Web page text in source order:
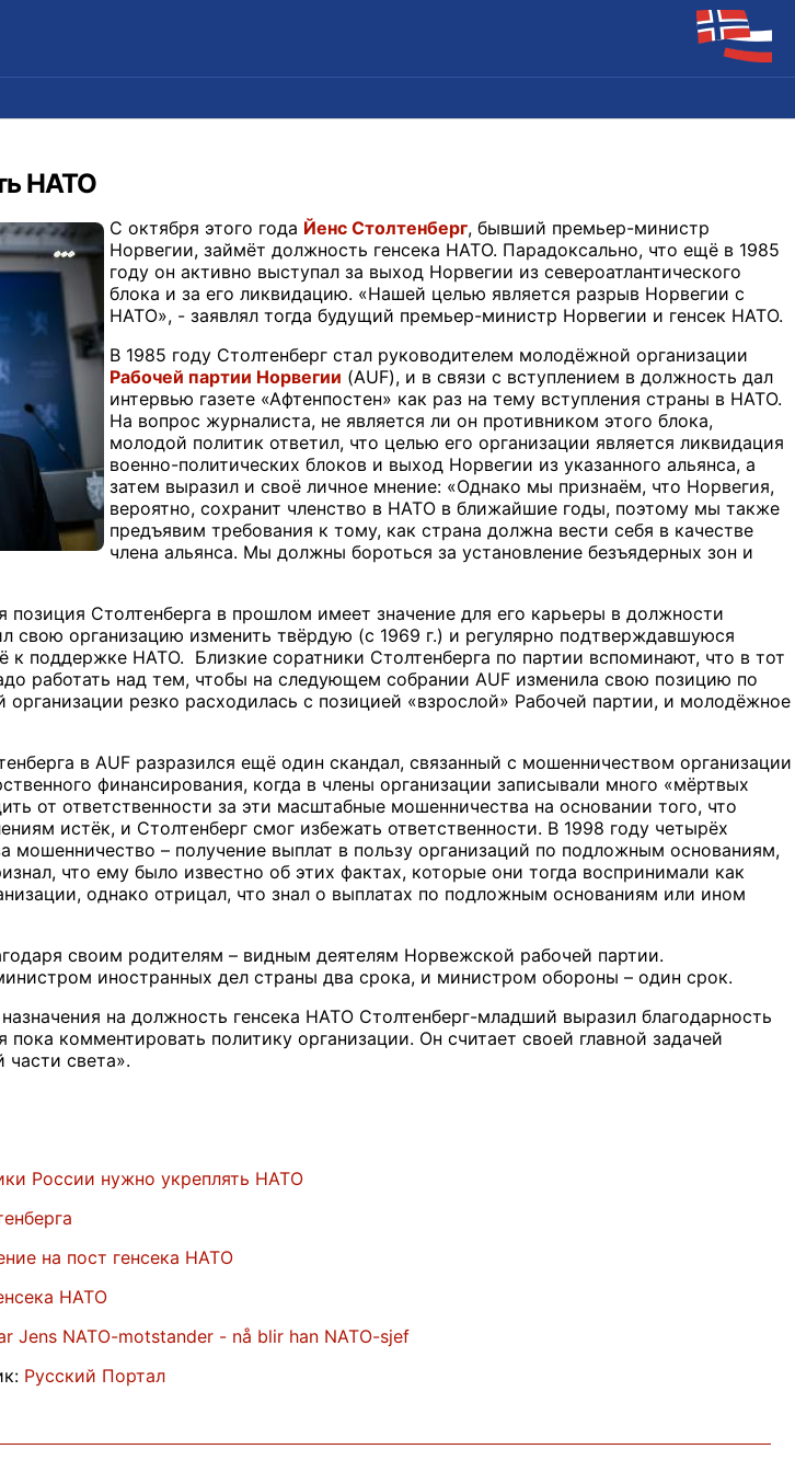
НАТО
С октября этого года Йенс Столтенберг, бывший премьер-министр
Норвегии, займёт должность генсека НАТО. Парадоксально, что ещё в 1985
году он активно выступал за выход Норвегии из североатлантического
блока и за его ликвидацию. «Нашей целью является разрыв Норвегии с
НАТО», - заявлял тогда будущий премьер-министр Норвегии и генсек НАТО.
В 1985 году Столтенберг стал руководителем молодёжной организации
Рабочей партии Норвегии (AUF), и в связи с вступлением в должность дал
интервью газете «Афтенпостен» как раз на тему вступления страны в НАТО.
На вопрос журналиста, не является ли он противником этого блока,
молодой политик ответил, что целью его организации является ликвидация
военно-политических блоков и выход Норвегии из указанного альянса, а
затем выразил и своё личное мнение: «Однако мы признаём, что Норвегия,
вероятно, сохранит членство в НАТО в ближайшие годы, поэтому мы также
предъявим требования к тому, как страна должна вести себя в качестве
члена альянса. Мы должны бороться за установление безъядерных зон и
позиция Столтенберга в прошлом имеет значение для его карьеры в должности
свою организацию изменить твёрдую (с 1969 г.) и регулярно подтверждавшуюся
к поддержке НАТО. Близкие соратники Столтенберга по партии вспоминают, что в тот
работать над тем, чтобы на следующем собрании AUF изменила свою позицию по
резко расходилась с позицией «взрослой» Рабочей партии, и молодёжное
в AUF разразился ещё один скандал, связанный с мошенничеством организации
финансирования, когда в члены организации записывали много «мёртвых
от ответственности за эти масштабные мошенничества на основании того, что
истёк, и Столтенберг смог избежать ответственности. В 1998 году четырёх
мошенничество – получение выплат в пользу организаций по подложным основаниям,
что ему было известно об этих фактах, которые они тогда воспринимали как
однако отрицал, что знал о выплатах по подложным основаниям или ином
своим родителям – видным деятелям Норвежской рабочей партии.
иностранных дел страны два срока, и министром обороны – один срок.
на должность генсека НАТО Столтенберг-младший выразил благодарность
комментировать политику организации. Он считает своей главной задачей
света».
России нужно укреплять НАТО
на пост генсека НАТО
НАТО
Jens NATO-motstander - nå blir han NATO-sjef
Русский Портал